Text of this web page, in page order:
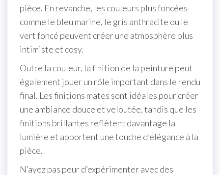
pièce. En revanche, les couleurs plus foncées
comme le bleu marine, le gris anthracite ou le
vert foncé peuvent créer une atmosphère plus
intimiste et cosy.
Outre la couleur, la finition de la peinture peut
également jouer un rôle important dans le rendu
final. Les finitions mates sont idéales pour créer
une ambiance douce et veloutée, tandis que les
finitions brillantes reflètent davantage la
lumière et apportent une touche d’élégance à la
pièce.
N’ayez pas peur d’expérimenter avec des